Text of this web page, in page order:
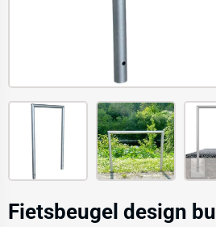
Fietsbeugel design